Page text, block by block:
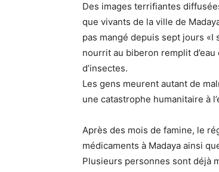
Des images terrifiantes
que vivants de la ville de
pas mangé depuis sept jours
nourrit au biberon remplit d’eau
d’insectes.
Les gens meurent autant de
une catastrophe humanitaire à
Après des mois de famine, le
médicaments à Madaya ainsi
Plusieurs personnes sont déjà